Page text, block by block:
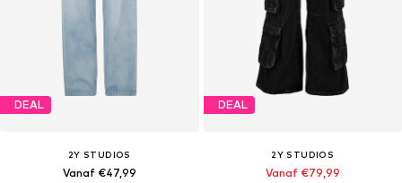
DEAL
2Y STUDIOS
Vanaf €47,99
DEAL
2Y STUDIOS
Vanaf €79,99